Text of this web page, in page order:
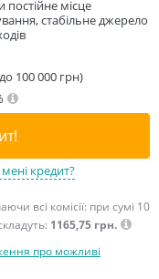
місце
стабільне джерело
100 000 грн)
кредит?
всі комісії: при сумі 10
1165,75 грн.
про можливі